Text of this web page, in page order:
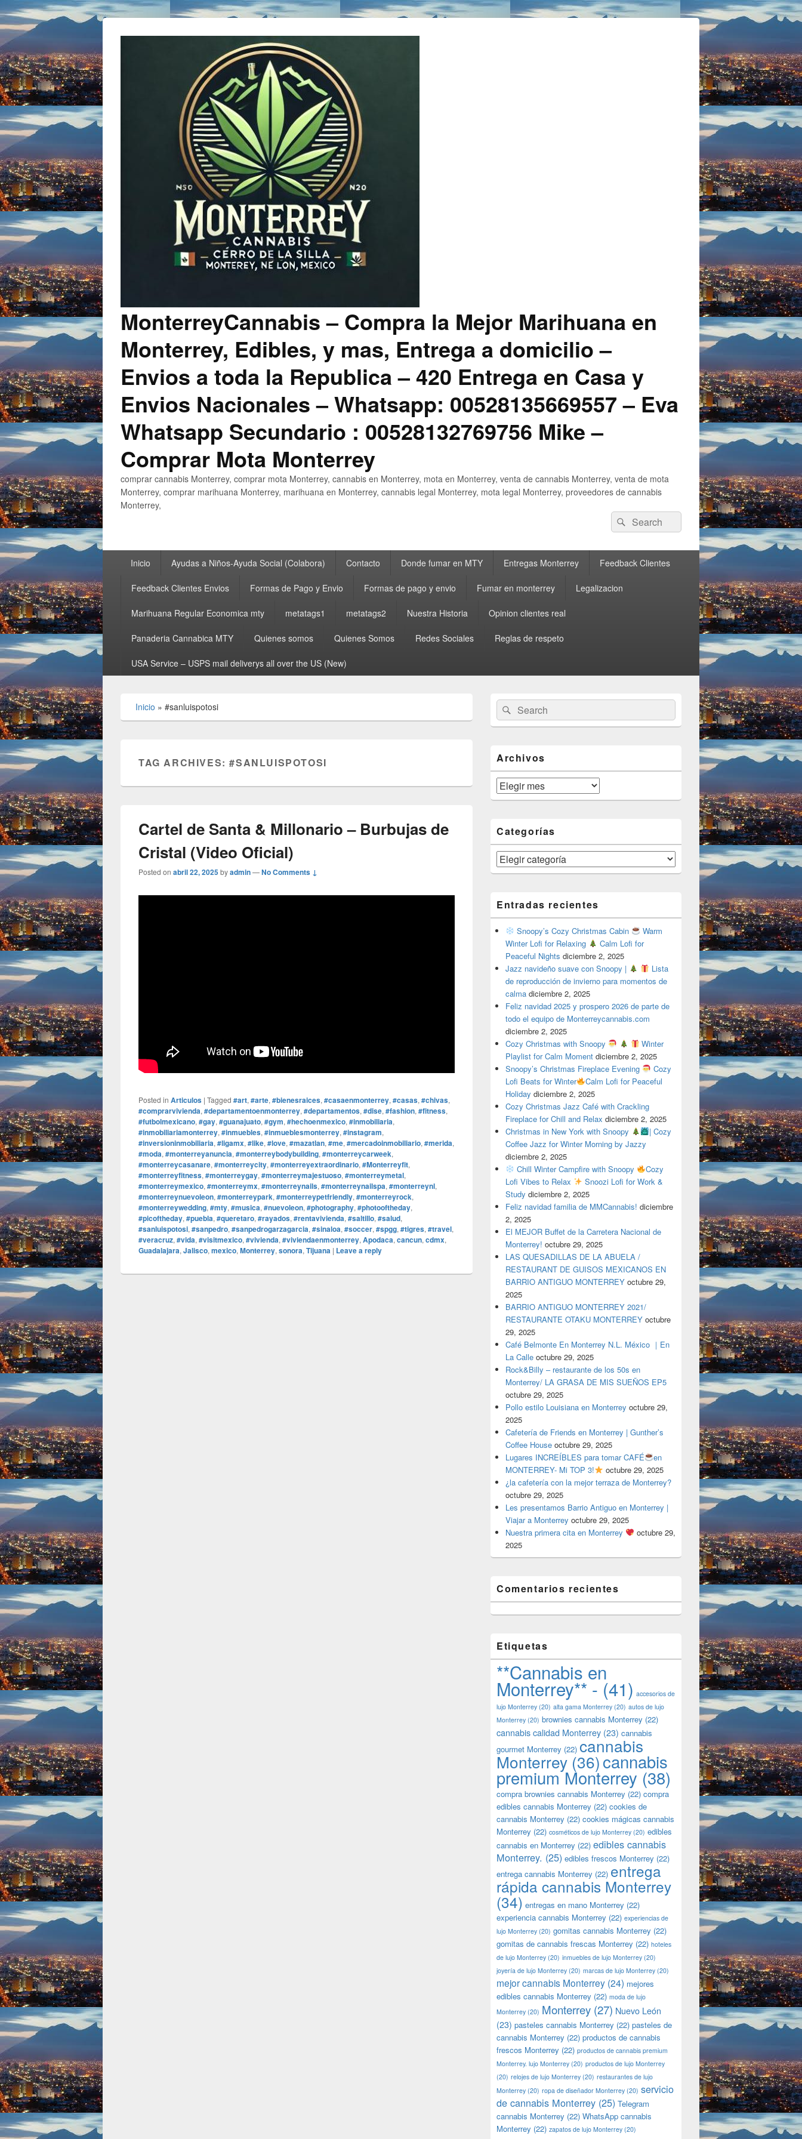
MonterreyCannabis – Compra la Mejor Marihuana en
Monterrey, Edibles, y mas, Entrega a domicilio –
Envios a toda la Republica – 420 Entrega en Casa y
Envios Nacionales – Whatsapp: 00528135669557 – Eva
Whatsapp Secundario : 00528132769756 Mike –
Comprar Mota Monterrey
comprar cannabis Monterrey, comprar mota Monterrey, cannabis en Monterrey, mota en Monterrey, venta de cannabis Monterrey, venta de mota
Monterrey, comprar marihuana Monterrey, marihuana en Monterrey, cannabis legal Monterrey, mota legal Monterrey, proveedores de cannabis
Monterrey,
Search
for:
Search
Inicio Ayudas a Niños-Ayuda Social (Colabora) Contacto Donde fumar en MTY Entregas Monterrey Feedback Clientes
Feedback Clientes Envios Formas de Pago y Envio Formas de pago y envio Fumar en monterrey Legalizacion
Marihuana Regular Economica mty metatags1 metatags2 Nuestra Historia Opinion clientes real
Panaderia Cannabica MTY Quienes somos Quienes Somos Redes Sociales Reglas de respeto
USA Service – USPS mail deliverys all over the US (New)
Inicio » #sanluispotosi
TAG ARCHIVES:#SANLUISPOTOSI
Cartel de Santa & Millonario – Burbujas de
Cristal (Video Oficial)
Posted on abril 22, 2025byadmin—No Comments ↓
Posted in Articulos | Tagged #art, #arte, #bienesraices, #casaenmonterrey, #casas, #chivas,
#comprarvivienda, #departamentoenmonterrey, #departamentos, #dise, #fashion, #fitness,
#futbolmexicano, #gay, #guanajuato, #gym, #hechoenmexico, #inmobiliaria,
#inmobiliariamonterrey, #inmuebles, #inmueblesmonterrey, #instagram,
#inversioninmobiliaria, #ligamx, #like, #love, #mazatlan, #me, #mercadoinmobiliario, #merida,
#moda, #monterreyanuncia, #monterreybodybuilding, #monterreycarweek,
#monterreycasanare, #monterreycity, #monterreyextraordinario, #Monterreyfit,
#monterreyfitness, #monterreygay, #monterreymajestuoso, #monterreymetal,
#monterreymexico, #monterreymx, #monterreynails, #monterreynailspa, #monterreynl,
#monterreynuevoleon, #monterreypark, #monterreypetfriendly, #monterreyrock,
#monterreywedding, #mty, #musica, #nuevoleon, #photography, #photooftheday,
#picoftheday, #puebla, #queretaro, #rayados, #rentavivienda, #saltillo, #salud,
#sanluispotosi, #sanpedro, #sanpedrogarzagarcia, #sinaloa, #soccer, #spgg, #tigres, #travel,
#veracruz, #vida, #visitmexico, #vivienda, #viviendaenmonterrey, Apodaca, cancun, cdmx,
Guadalajara, Jalisco, mexico, Monterrey, sonora, Tijuana | Leave a reply
Primary
Sidebar
Widget
Area
Search
for:
Search
Archivos
Archivos
Categorías
Categorías
Entradas recientes
Snoopy’s Cozy Christmas Cabin
Warm
Winter Lofi for Relaxing
Calm Lofi for
Peaceful Nights diciembre 2, 2025
Jazz navideño suave con Snoopy |
Lista
de reproducción de invierno para momentos de
calma diciembre 2, 2025
Feliz navidad 2025 y prospero 2026 de parte de
todo el equipo de Monterreycannabis.com
diciembre 2, 2025
Cozy Christmas with Snoopy
Winter
Playlist for Calm Moment diciembre 2, 2025
Snoopy’s Christmas Fireplace Evening
Cozy
Lofi Beats for Winter
Calm Lofi for Peaceful
Holiday diciembre 2, 2025
Cozy Christmas Jazz Café with Crackling
Fireplace for Chill and Relax diciembre 2, 2025
Christmas in New York with Snoopy
| Cozy
Coffee Jazz for Winter Morning by Jazzy
diciembre 2, 2025
Chill Winter Campfire with Snoopy
Cozy
Lofi Vibes to Relax
Snoozi Lofi for Work &
Study diciembre 2, 2025
Feliz navidad familia de MMCannabis! diciembre
2, 2025
El MEJOR Buffet de la Carretera Nacional de
Monterrey! octubre 29, 2025
LAS QUESADILLAS DE LA ABUELA /
RESTAURANT DE GUISOS MEXICANOS EN
BARRIO ANTIGUO MONTERREY octubre 29,
2025
BARRIO ANTIGUO MONTERREY 2021/
RESTAURANTE OTAKU MONTERREY octubre
29, 2025
Café Belmonte En Monterrey N.L. México ｜En
La Calle octubre 29, 2025
Rock&Billy – restaurante de los 50s en
Monterrey/ LA GRASA DE MIS SUEÑOS EP5
octubre 29, 2025
Pollo estilo Louisiana en Monterrey octubre 29,
2025
Cafetería de Friends en Monterrey | Gunther’s
Coffee House octubre 29, 2025
Lugares INCREÍBLES para tomar CAFÉ
en
MONTERREY- Mi TOP 3!
octubre 29, 2025
¿la cafetería con la mejor terraza de Monterrey?
octubre 29, 2025
Les presentamos Barrio Antiguo en Monterrey |
Viajar a Monterrey octubre 29, 2025
Nuestra primera cita en Monterrey
octubre 29,
2025
Comentarios recientes
Etiquetas
**Cannabis en
Monterrey** - (41) accesorios de
lujo Monterrey (20) alta gama Monterrey (20) autos de lujo
Monterrey (20) brownies cannabis Monterrey (22)
cannabis calidad Monterrey (23) cannabis
gourmet Monterrey (22) cannabis
Monterrey (36)cannabis
premium Monterrey (38)
compra brownies cannabis Monterrey (22) compra
edibles cannabis Monterrey (22) cookies de
cannabis Monterrey (22) cookies mágicas cannabis
Monterrey (22) cosméticos de lujo Monterrey (20) edibles
cannabis en Monterrey (22) edibles cannabis
Monterrey. (25) edibles frescos Monterrey (22)
entrega cannabis Monterrey (22) entrega
rápida cannabis Monterrey
(34) entregas en mano Monterrey (22)
experiencia cannabis Monterrey (22) experiencias de
lujo Monterrey (20) gomitas cannabis Monterrey (22)
gomitas de cannabis frescas Monterrey (22) hoteles
de lujo Monterrey (20) inmuebles de lujo Monterrey (20)
joyería de lujo Monterrey (20) marcas de lujo Monterrey (20)
mejor cannabis Monterrey (24) mejores
edibles cannabis Monterrey (22) moda de lujo
Monterrey (20) Monterrey (27) Nuevo León
(23) pasteles cannabis Monterrey (22) pasteles de
cannabis Monterrey (22) productos de cannabis
frescos Monterrey (22) productos de cannabis premium
Monterrey. lujo Monterrey (20) productos de lujo Monterrey
(20) relojes de lujo Monterrey (20) restaurantes de lujo
Monterrey (20) ropa de diseñador Monterrey (20) servicio
de cannabis Monterrey (25) Telegram
cannabis Monterrey (22) WhatsApp cannabis
Monterrey (22) zapatos de lujo Monterrey (20)